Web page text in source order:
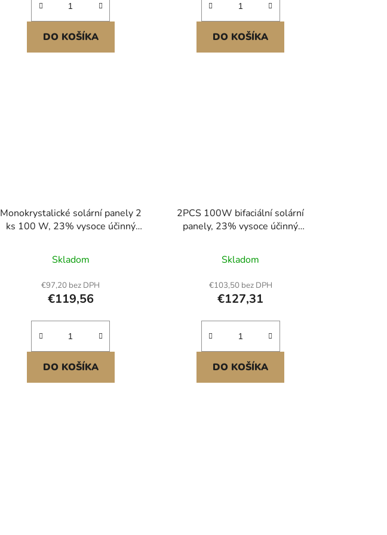
DO KOŠÍKA DO KOŠÍKA
Monokrystalické solární panely 2
ks 100 W, 23% vysoce účinný
stabilním výstupem MC4 a
hliníkovým rámem, vodotěsný
solární panel s krytím IP65 pro
aplikace na ploché střeše
automobilů, lodí a obytných vozů
mimo síť<br/
Skladom
€97,20 bez DPH
€119,56
DO KOŠÍKA
2PCS 100W bifaciální solární
panely, 23% vysoce účinný
modul typu N s výstupem MC4 a
hliníkovým rámem, vodotěsný
solární panel s krytím IP67 pro
auto, loď, obytný vůz, ploché
střechy, mimo síť Vysoká účinnost
Skladom
€103,50 bez DPH
€127,31
DO KOŠÍKA